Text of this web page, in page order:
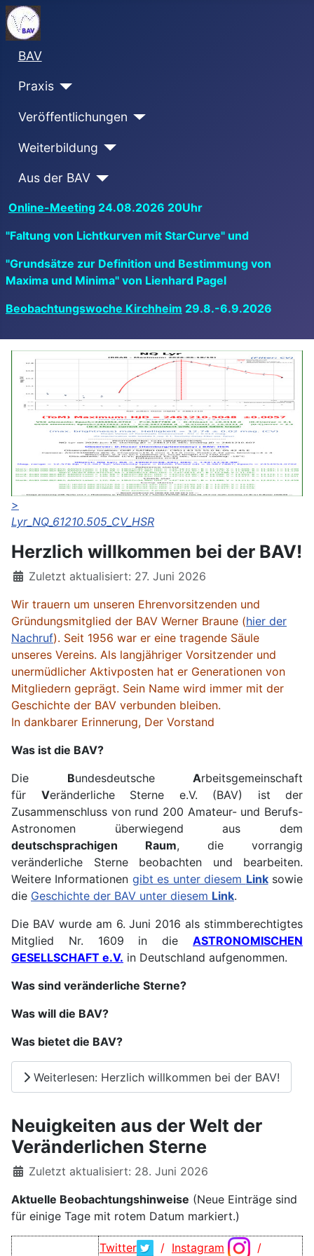
BAV
Praxis
Veröffentlichungen
Weiterbildung
Aus der BAV
Online-Meeting 24.08.2026 20Uhr
"Faltung von Lichtkurven mit StarCurve" und
"Grundsätze zur Definition und Bestimmung von
Maxima und Minima" von Lienhard Pagel
Beobachtungswoche Kirchheim 29.8.-6.9.2026
>
Lyr_NQ_61210.505_CV_HSR
Herzlich willkommen bei der BAV!
DetailsZuletzt aktualisiert: 27. Juni 2026
Wir trauern um unseren Ehrenvorsitzenden und
Gründungsmitglied der BAV Werner Braune (hier der
Nachruf). Seit 1956 war er eine tragende Säule
unseres Vereins. Als langjähriger Vorsitzender und
unermüdlicher Aktivposten hat er Generationen von
Mitgliedern geprägt. Sein Name wird immer mit der
Geschichte der BAV verbunden bleiben.
In dankbarer Erinnerung, Der Vorstand
Was ist die BAV?
Die Bundesdeutsche Arbeitsgemeinschaft
für Veränderliche Sterne e.V. (BAV) ist der
Zusammenschluss von rund 200 Amateur- und Berufs-
Astronomen überwiegend aus dem
deutschsprachigen Raum, die vorrangig
veränderliche Sterne beobachten und bearbeiten.
Weitere Informationen gibt es unter diesem Linksowie
die Geschichte der BAV unter diesem Link.
Die BAV wurde am 6. Juni 2016 als stimmberechtigtes
Mitglied Nr. 1609 in die ASTRONOMISCHEN
GESELLSCHAFT e.V. in Deutschland aufgenommen.
Was sind veränderliche Sterne?
Was will die BAV?
Was bietet die BAV?
Weiterlesen: Herzlich willkommen bei der BAV!
Neuigkeiten aus der Welt der
Veränderlichen Sterne
DetailsZuletzt aktualisiert: 28. Juni 2026
Aktuelle Beobachtungshinweise (Neue Einträge sind
für einige Tage mit rotem Datum markiert.)
Twitter / Instagram /